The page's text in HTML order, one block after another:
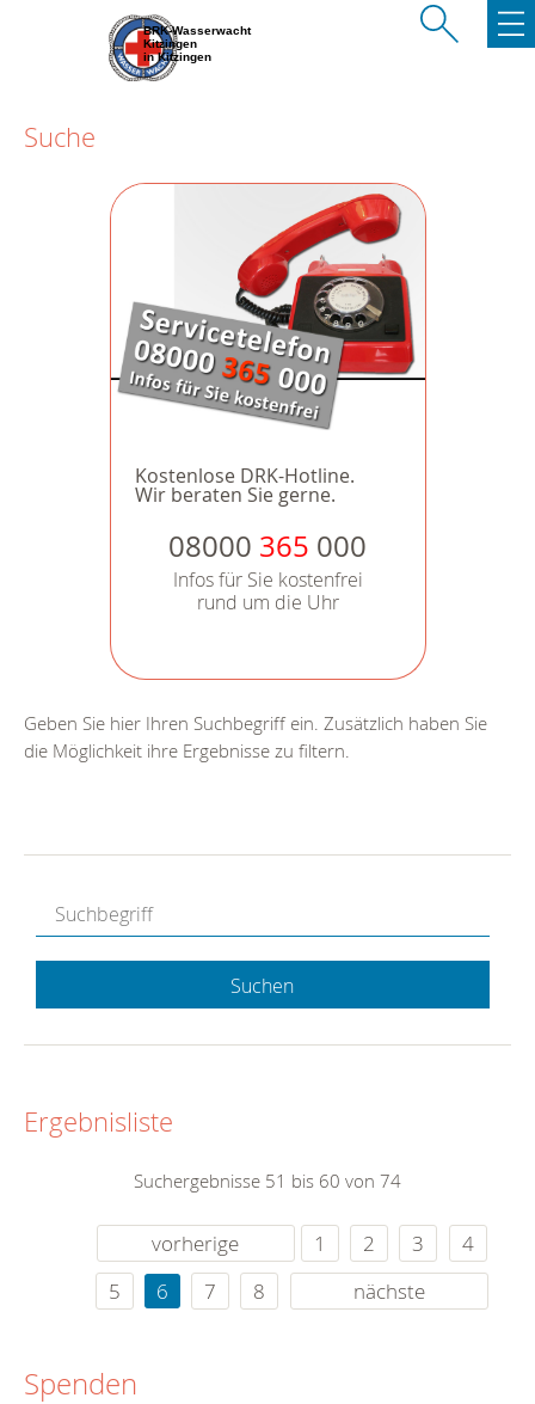
BRK-Wasserwacht
Kitzingen
in Kitzingen
Suche
Kostenlose DRK-Hotline.
Wir beraten Sie gerne.
08000 365 000
Infos für Sie kostenfrei
rund um die Uhr
Geben Sie hier Ihren Suchbegriff ein. Zusätzlich haben Sie
die Möglichkeit ihre Ergebnisse zu filtern.
Suchen
Ergebnisliste
Suchergebnisse 51 bis 60 von 74
vorherige 1 2 3
4
5
6 7 8 nächste
Spenden